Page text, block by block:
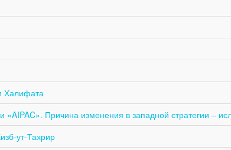
Халифата
Причина изменения в западной стратегии –
ут-Тахрир